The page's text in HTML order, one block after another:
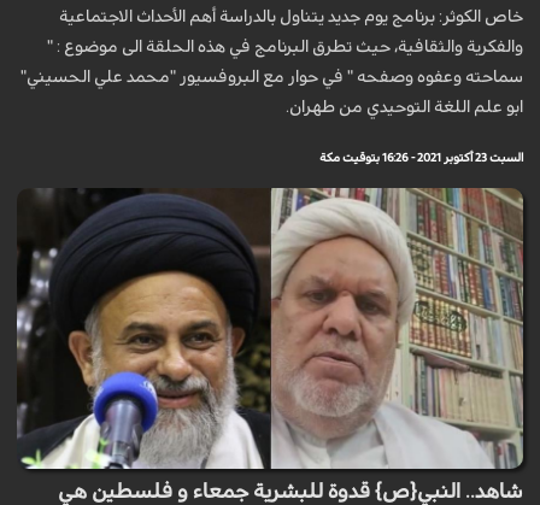
خاص الكوثر: برنامج يوم جديد يتناول بالدراسة أهم الأحداث الاجتماعية
والفكرية والثقافية، حيث تطرق البرنامج في هذه الحلقة الى موضوع : "
سماحته وعفوه وصفحه " في حوار مع البروفسيور "محمد علي الحسيني"
ابو علم اللغة التوحيدي من طهران.
السبت 23 أكتوبر 2021 - 16:26 بتوقيت مكة
شاهد.. النبي{ص} قدوة للبشرية جمعاء و فلسطين هي